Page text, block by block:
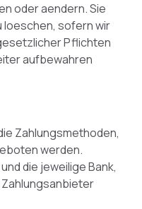
oder aendern. Sie
loeschen, sofern wir
Pflichten
aufbewahren
Zahlungsmethoden,
werden.
die jeweilige Bank,